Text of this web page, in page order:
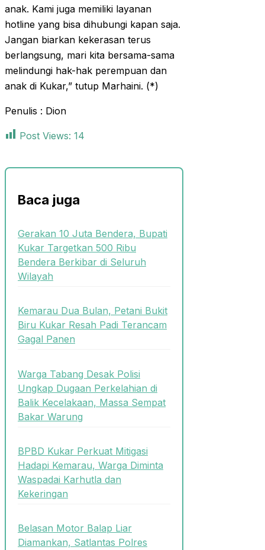
anak. Kami juga memiliki layanan
hotline yang bisa dihubungi kapan saja.
Jangan biarkan kekerasan terus
berlangsung, mari kita bersama-sama
melindungi hak-hak perempuan dan
anak di Kukar,” tutup Marhaini. (*)
Penulis : Dion
Post Views: 14
Baca juga
Gerakan 10 Juta Bendera, Bupati
Kukar Targetkan 500 Ribu
Bendera Berkibar di Seluruh
Wilayah
Kemarau Dua Bulan, Petani Bukit
Biru Kukar Resah Padi Terancam
Gagal Panen
Warga Tabang Desak Polisi
Ungkap Dugaan Perkelahian di
Balik Kecelakaan, Massa Sempat
Bakar Warung
BPBD Kukar Perkuat Mitigasi
Hadapi Kemarau, Warga Diminta
Waspadai Karhutla dan
Kekeringan
Belasan Motor Balap Liar
Diamankan, Satlantas Polres